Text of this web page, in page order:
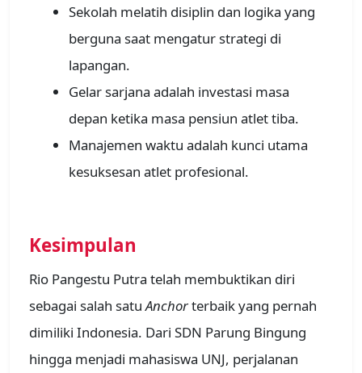
Sekolah melatih disiplin dan logika yang
berguna saat mengatur strategi di
lapangan.
Gelar sarjana adalah investasi masa
depan ketika masa pensiun atlet tiba.
Manajemen waktu adalah kunci utama
kesuksesan atlet profesional.
Kesimpulan
Rio Pangestu Putra telah membuktikan diri
sebagai salah satuAnchorterbaik yang pernah
dimiliki Indonesia. Dari SDN Parung Bingung
hingga menjadi mahasiswa UNJ, perjalanan